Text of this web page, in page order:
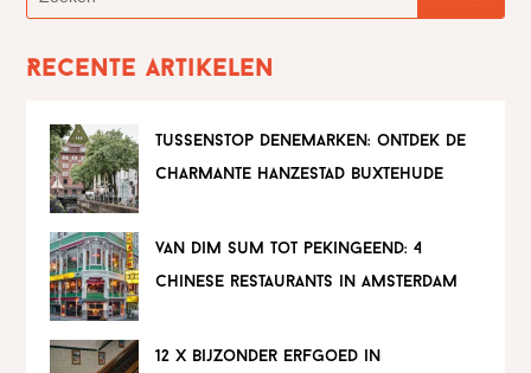
Recente artikelen
tussenstop denemarken: ontdek de
charmante hanzestad buxtehude
van dim sum tot pekingeend: 4
chinese restaurants in amsterdam
12 x bijzonder erfgoed in